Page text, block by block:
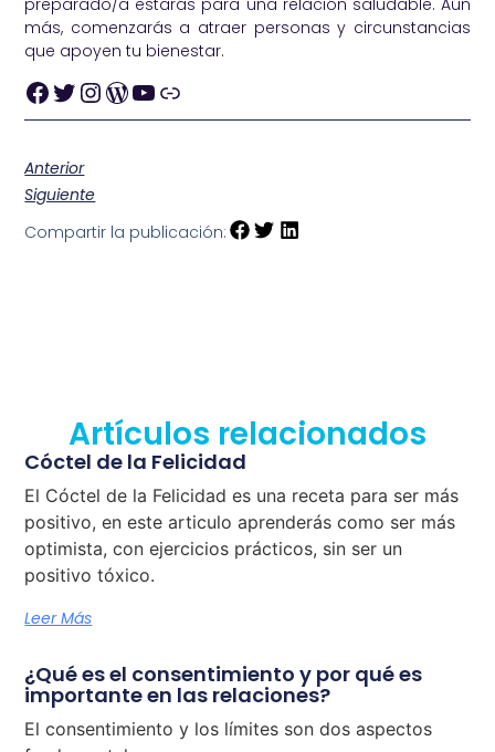
preparado/a estarás para una relación saludable. Aún
más, comenzarás a atraer personas y circunstancias
que apoyen tu bienestar.
Anterior
Siguiente
Compartir la publicación:
Artículos relacionados
Cóctel de la Felicidad
El Cóctel de la Felicidad es una receta para ser más
positivo, en este articulo aprenderás como ser más
optimista, con ejercicios prácticos, sin ser un
positivo tóxico.
Leer Más
¿Qué es el consentimiento y por qué es
importante en las relaciones?
El consentimiento y los límites son dos aspectos